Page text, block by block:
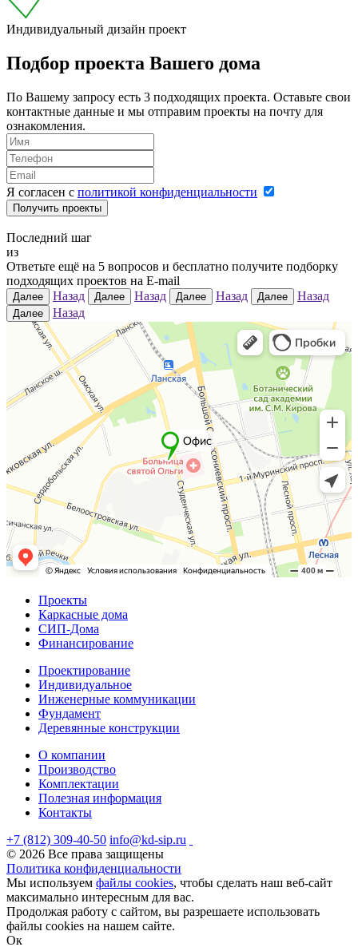
Индивидуальный дизайн проект
Подбор проекта Вашего дома
По Вашему запросу есть 3 подходящих проекта. Оставьте свои
контактные данные и мы отправим проекты на почту для
ознакомления.
Я согласен с политикой конфиденциальности
Получить проекты
Последний шаг
из
Ответьте ещё на 5 вопросов и бесплатно получите подборку
подходящих проектов на E-mail
Далее Назад Далее Назад Далее Назад Далее Назад
Далее Назад
Проекты
Каркасные дома
СИП-Дома
Финансирование
Проектирование
Индивидуальное
Инженерные коммуникации
Фундамент
Деревянные конструкции
О компании
Производство
Комплектации
Полезная информация
Контакты
+7 (812) 309-40-50 info@kd-sip.ru
© 2026 Все права защищены
Политика конфиденциальности
Мы используем файлы cookies, чтобы сделать наш веб-сайт
максимально интересным для вас.
Продолжая работу с сайтом, вы разрешаете использовать
файлы cookies на нашем сайте.
Ок